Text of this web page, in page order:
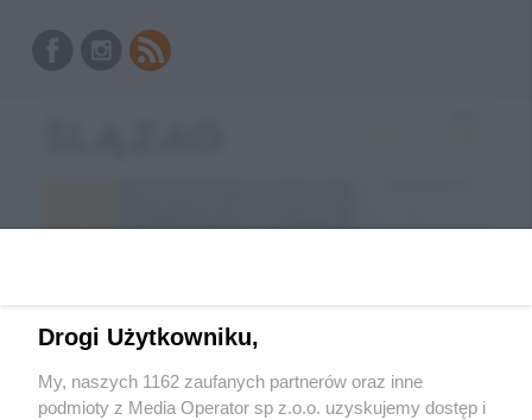
Drogi Użytkowniku,
My, naszych 1162 zaufanych partnerów oraz inne
podmioty z Media Operator sp z.o.o. uzyskujemy dostęp i